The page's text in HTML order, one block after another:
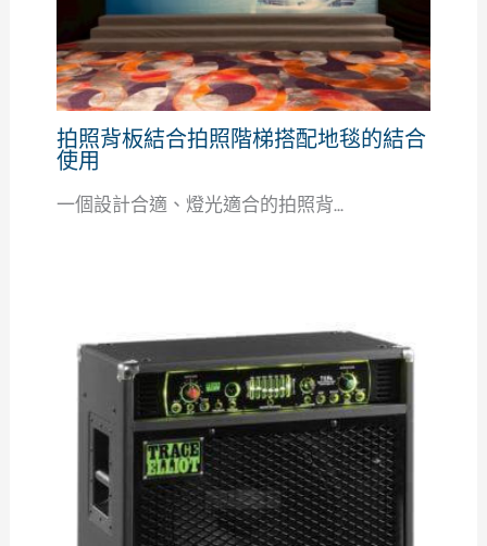
拍照背板結合拍照階梯搭配地毯的結合
使用
一個設計合適、燈光適合的拍照背...